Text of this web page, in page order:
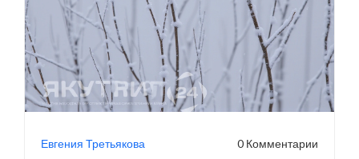
Евгения Третьякова 0 Комментарии